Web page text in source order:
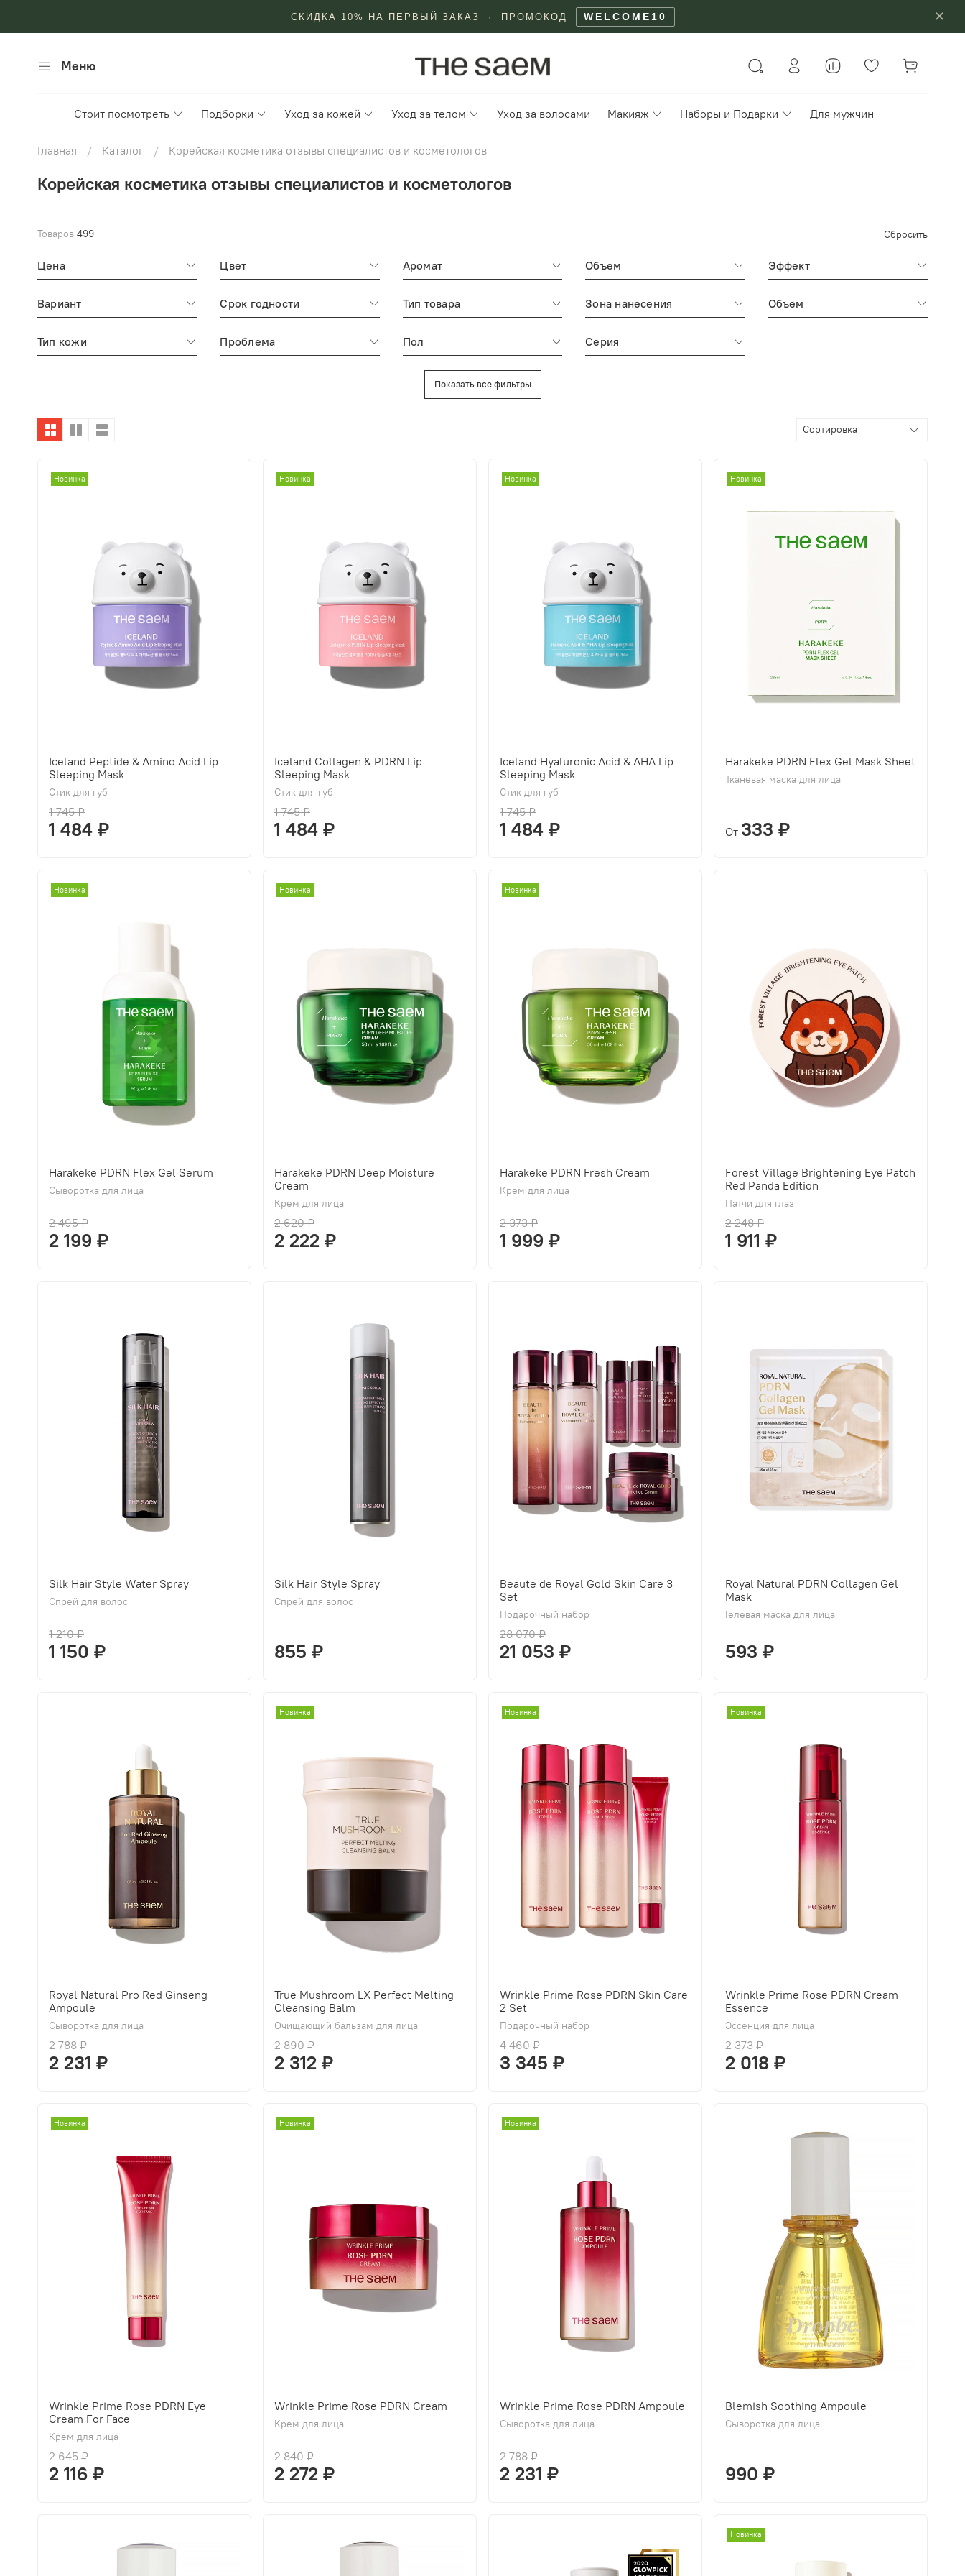
СКИДКА 10% НА ПЕРВЫЙ ЗАКАЗ · ПРОМОКОД WELCOME10 ✕
Меню
Стоит посмотреть Подборки Уход за кожей Уход за телом Уход за волосами Макияж Наборы и Подарки Для мужчин
Главная Каталог Корейская косметика отзывы специалистов и косметологов
Корейская косметика отзывы специалистов и косметологов
Товаров 499 Сбросить
Цена Цвет Аромат Объем Эффект
Вариант Срок годности Тип товара Зона нанесения Объем
Тип кожи Проблема Пол Серия
Показать все фильтры
Новинка
Iceland Peptide & Amino Acid Lip
Sleeping Mask
Стик для губ
1 745 ₽
1 484 ₽
Новинка
Iceland Collagen & PDRN Lip
Sleeping Mask
Стик для губ
1 745 ₽
1 484 ₽
Новинка
Iceland Hyaluronic Acid & AHA Lip
Sleeping Mask
Стик для губ
1 745 ₽
1 484 ₽
Новинка
Harakeke PDRN Flex Gel Mask Sheet
Тканевая маска для лица
От 333 ₽
Новинка
Harakeke PDRN Flex Gel Serum
Сыворотка для лица
2 495 ₽
2 199 ₽
Новинка
Harakeke PDRN Deep Moisture
Cream
Крем для лица
2 620 ₽
2 222 ₽
Новинка
Harakeke PDRN Fresh Cream
Крем для лица
2 373 ₽
1 999 ₽
Forest Village Brightening Eye Patch
Red Panda Edition
Патчи для глаз
2 248 ₽
1 911 ₽
Silk Hair Style Water Spray
Спрей для волос
1 210 ₽
1 150 ₽
Silk Hair Style Spray
Спрей для волос
855 ₽
Beaute de Royal Gold Skin Care 3
Set
Подарочный набор
28 070 ₽
21 053 ₽
Royal Natural PDRN Collagen Gel
Mask
Гелевая маска для лица
593 ₽
Royal Natural Pro Red Ginseng
Ampoule
Сыворотка для лица
2 788 ₽
2 231 ₽
Новинка
True Mushroom LX Perfect Melting
Cleansing Balm
Очищающий бальзам для лица
2 890 ₽
2 312 ₽
Новинка
Wrinkle Prime Rose PDRN Skin Care
2 Set
Подарочный набор
4 460 ₽
3 345 ₽
Новинка
Wrinkle Prime Rose PDRN Cream
Essence
Эссенция для лица
2 373 ₽
2 018 ₽
Новинка
Wrinkle Prime Rose PDRN Eye
Cream For Face
Крем для лица
2 645 ₽
2 116 ₽
Новинка
Wrinkle Prime Rose PDRN Cream
Крем для лица
2 840 ₽
2 272 ₽
Новинка
Wrinkle Prime Rose PDRN Ampoule
Сыворотка для лица
2 788 ₽
2 231 ₽
Blemish Soothing Ampoule
Сыворотка для лица
990 ₽
Новинка